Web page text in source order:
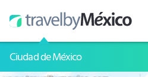
Ciudad de México